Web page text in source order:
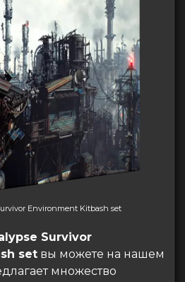
Environment Kitbash set
Survivor
set вы можете на нашем
множество